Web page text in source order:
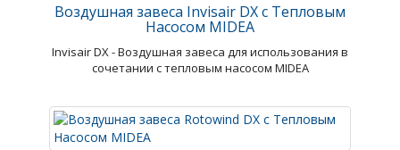
Воздушная завеса Invisair DX с Тепловым
Насосом MIDEA
Invisair DX - Воздушная завеса для использования в
сочетании с тепловым насосом MIDEA